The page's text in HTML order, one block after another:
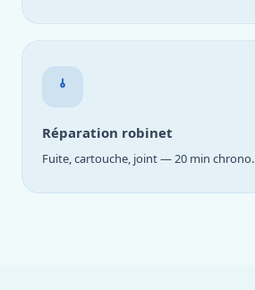
Réparation robinet
Fuite, cartouche, joint — 20 min chrono.